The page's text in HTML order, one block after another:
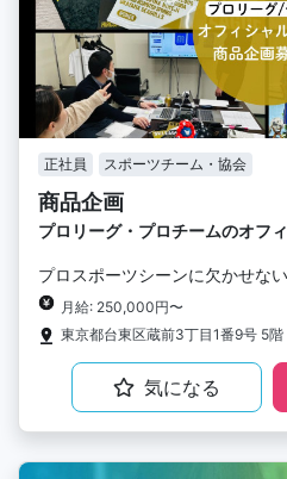
正社員 スポーツチーム・協会
商品企画
プロリーグ・プロチームのオフ
プロスポーツシーンに欠かせな
月給: 250,000円〜
東京都台東区蔵前3丁目1番9号 5階
気になる